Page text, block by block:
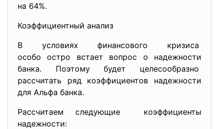
на 64%.
Коэффициентный анализ
В условиях финансового кризиса
особо остро встает вопрос о надежности
банка. Поэтому будет целесообразно
рассчитать ряд коэффициентов надежности
для Альфа банка.
Рассчитаем следующие коэффициенты
надежности: